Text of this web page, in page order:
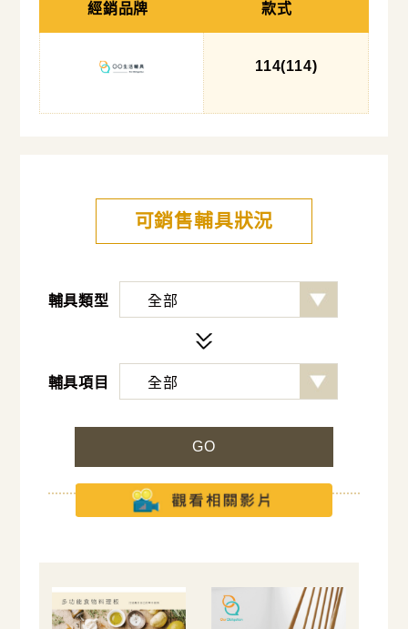
經銷品牌 款式
114(114)
可銷售輔具狀況
輔具類型
輔具項目
GO